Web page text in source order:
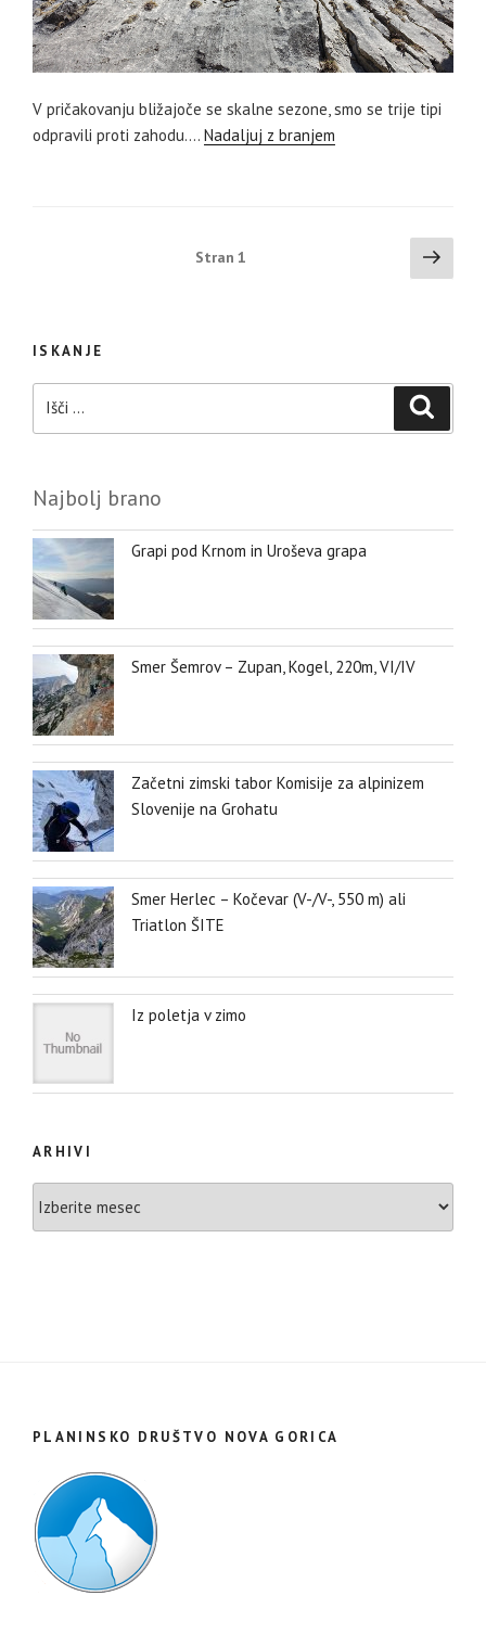
V pričakovanju bližajoče se skalne sezone, smo se trije tipi
odpravili proti zahodu.… Nadaljuj z branjem
Stran1
stran
ISKANJE
Najbolj brano
Grapi pod Krnom in Uroševa grapa
Smer Šemrov – Zupan, Kogel, 220m, VI/IV
Začetni zimski tabor Komisije za alpinizem
Slovenije na Grohatu
Smer Herlec – Kočevar (V-/V-, 550 m) ali
Triatlon ŠITE
Iz poletja v zimo
ARHIVI
PLANINSKO DRUŠTVO NOVA GORICA